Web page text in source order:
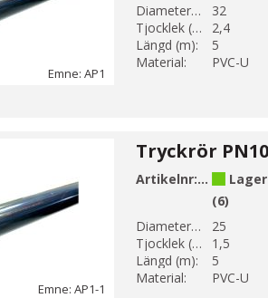
Emne: AP1
Diameter 1 (mm):
32
Tjocklek (mm):
2,4
Längd (m):
5
Material:
PVC-U
Emne: AP1-1
Artikelnr:AP1-25-1
Lager
(6)
Diameter 1 (mm):
25
Tjocklek (mm):
1,5
Längd (m):
5
Material:
PVC-U